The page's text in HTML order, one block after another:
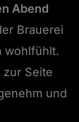
Abend
Brauerei
wohlfühlt.
Seite
und